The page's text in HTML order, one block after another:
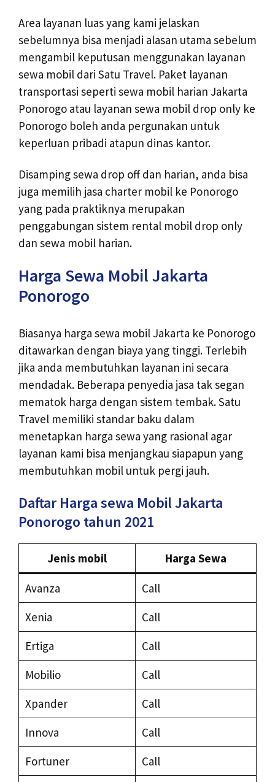
Area layanan luas yang kami jelaskan
sebelumnya bisa menjadi alasan utama sebelum
mengambil keputusan menggunakan layanan
sewa mobil dari Satu Travel. Paket layanan
transportasi seperti sewa mobil harian Jakarta
Ponorogo atau layanan sewa mobil drop only ke
Ponorogo boleh anda pergunakan untuk
keperluan pribadi atapun dinas kantor.
Disamping sewa drop off dan harian, anda bisa
juga memilih jasa charter mobil ke Ponorogo
yang pada praktiknya merupakan
penggabungan sistem rental mobil drop only
dan sewa mobil harian.
Harga Sewa Mobil Jakarta
Ponorogo
Biasanya harga sewa mobil Jakarta ke Ponorogo
ditawarkan dengan biaya yang tinggi. Terlebih
jika anda membutuhkan layanan ini secara
mendadak. Beberapa penyedia jasa tak segan
mematok harga dengan sistem tembak. Satu
Travel memiliki standar baku dalam
menetapkan harga sewa yang rasional agar
layanan kami bisa menjangkau siapapun yang
membutuhkan mobil untuk pergi jauh.
Daftar Harga sewa Mobil Jakarta
Ponorogo tahun 2021
Jenis mobil Harga Sewa
Avanza
Call
Xenia
Call
Ertiga
Call
Mobilio
Call
Xpander
Call
Innova
Call
Fortuner
Call